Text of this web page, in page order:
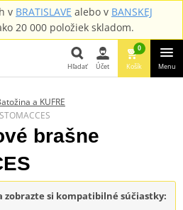
v BRATISLAVE alebo v BANSKEJ
20 000 položiek skladom.
Hľadať Účet
0
Košík Menu
a KUFRE
brašne
zobrazte si kompatibilné súčiastky: